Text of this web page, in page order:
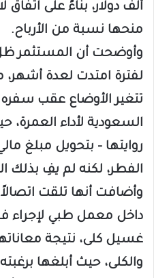
ألف دولار، بناءً على اتفاق
منحها نسبة من الأرباح.
وأوضحت أن المستثمر ظل
لفترة امتدت لعدة أشهر،
تتغير الأوضاع عقب سفره
السعودية لأداء
روايتها – بتحويل مبلغ
الفطر، لكنه لم يفِ بذلك
وأضافت أنها تلقت اتصالاً
داخل معمل طبي لإجراء
غسيل كلى، نتيجة
والكلى، حيث أبلغها